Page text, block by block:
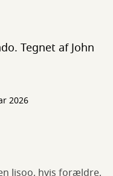
Tegnet af John
2026
Jisoo, hvis forældre,